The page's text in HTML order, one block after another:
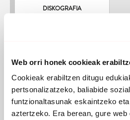
Web orri honek cookieak
Cookieak erabiltzen ditugu
pertsonalizatzeko, baliabide
funtzionaltasunak eskaintzeko
aztertzeko. Era berean, gure web
DISKOGRAFIA